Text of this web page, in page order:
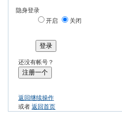
隐身登录
开启
关闭
登录
还没有帐号？
注册一个
返回继续操作
或者返回首页